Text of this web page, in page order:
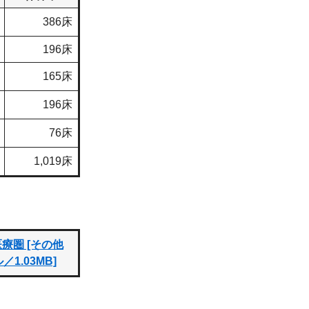
386床
196床
165床
196床
76床
1,019床
圏 [その他
／1.03MB]